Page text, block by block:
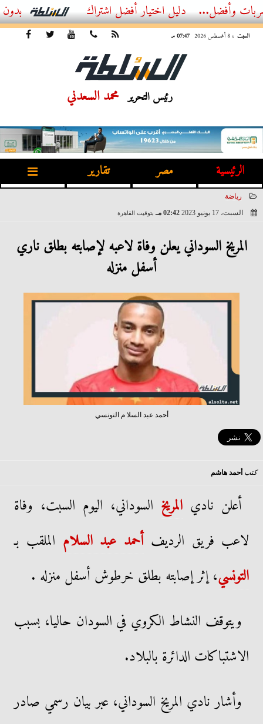
أفضل اشتراك IPTV بدون تقطيع 2026 – دليل المشاهد العصري
السبت ، 8 أغسطس 2026 07:47 مـ
رئيس التحرير محمد السعدني
الرئيسية مصر تقارير
رياضة
السبت، 17 يونيو 2023
02:42 مـ بتوقيت القاهرة
المريخ السوداني يعلن وفاة لاعبه لإصابته بطلق ناري
أسفل منزله
أحمد عبد السلا م التونسي
كتب أحمد هاشم
أعلن نادي المريخ السوداني، اليوم السبت، وفاة
لاعب فريق الرديفأحمد عبد السلام الملقب بـ
التونسي، إثر إصابته بطلق خرطوش أسفل منزله .
ويتوقف النشاط الكروي في السودان حاليا، بسبب
الاشتباكات الدائرة بالبلاد.
وأشار نادي المريخ السوداني، عبر بيان رسمي صادر